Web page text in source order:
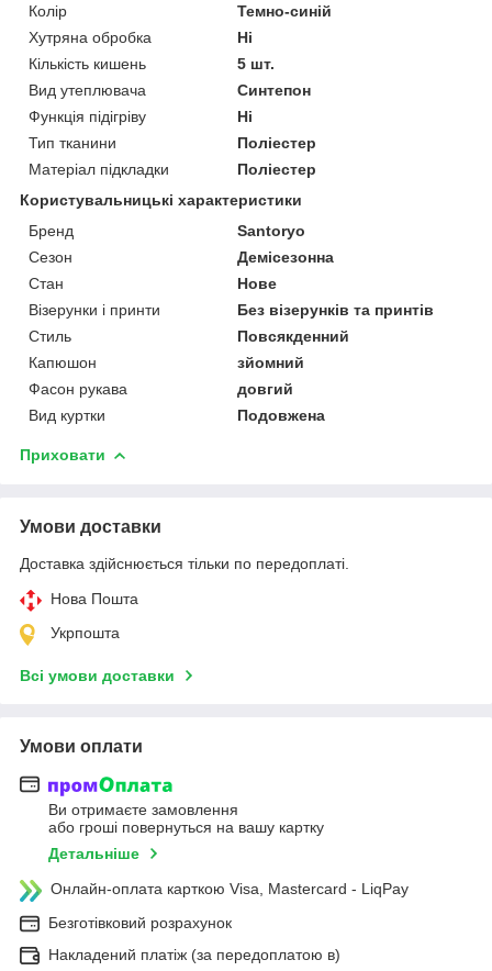
Колір
Темно-синій
Хутряна обробка
Ні
Кількість кишень
5 шт.
Вид утеплювача
Синтепон
Функція підігріву
Ні
Тип тканини
Поліестер
Матеріал підкладки
Поліестер
Користувальницькі характеристики
Бренд
Santoryo
Сезон
Демісезонна
Стан
Нове
Візерунки і принти
Без візерунків та принтів
Стиль
Повсякденний
Капюшон
зйомний
Фасон рукава
довгий
Вид куртки
Подовжена
Приховати
Умови доставки
Доставка здійснюється тільки по передоплаті.
Нова Пошта
Укрпошта
Всі умови доставки
Умови оплати
Ви отримаєте замовлення
або гроші повернуться на вашу картку
Детальніше
Онлайн-оплата карткою Visa, Mastercard - LiqPay
Безготівковий розрахунок
Накладений платіж (за передоплатою в)